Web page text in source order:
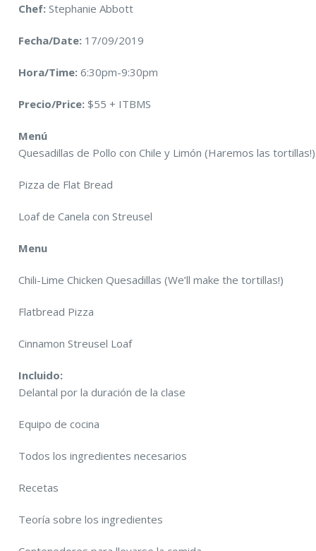
Chef: Stephanie Abbott
Fecha/Date: 17/09/2019
Hora/Time: 6:30pm-9:30pm
Precio/Price: $55 + ITBMS
Menú
Quesadillas de Pollo con Chile y Limón (Haremos las tortillas!)
Pizza de Flat Bread
Loaf de Canela con Streusel
Menu
Chili-Lime Chicken Quesadillas (We’ll make the tortillas!)
Flatbread Pizza
Cinnamon Streusel Loaf
Incluido:
Delantal por la duración de la clase
Equipo de cocina
Todos los ingredientes necesarios
Recetas
Teoría sobre los ingredientes